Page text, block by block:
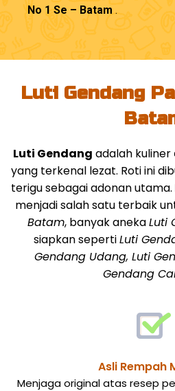
No 1 Se – Batam.
Luti Gendang
Luti Gendang adalah kuliner
yang terkenal lezat. Roti ini
terigu sebagai adonan utama.
menjadi salah satu terbaik
Batam, banyak anekaLuti
siapkan sepertiLuti
Gendang Udang, Luti
Gendang
Asli Rempah
Menjaga original atas resep